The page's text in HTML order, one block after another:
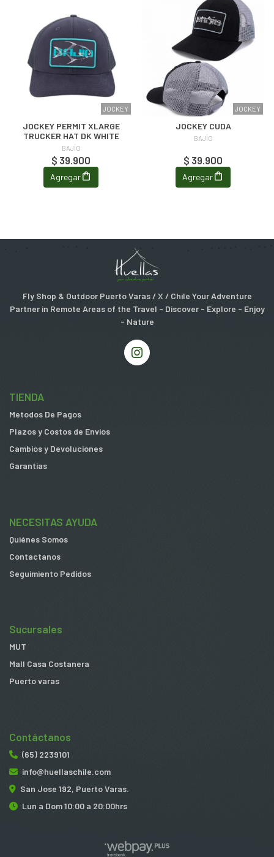
JOCKEY
JOCKEY PERMIT XLARGE
TRUCKER HAT DK WHITE
BAJÍO
$ 39.900
Agregar
JOCKEY
JOCKEY CUDA
BAJÍO
$ 39.900
Agregar
Fly Shop & Outdoor Puerto Varas / X / Chile Your Adventure
Partner in Remote Areas of the Travel - Discover - Explore - Enjoy
- Nature
TIENDA
Metodos De Pagos
Plazos y Costos de Envios
Cambios y Devoluciones
Garantias
NECESITAS AYUDA
Quiénes Somos
Contactanos
Seguimiento Pedidos
Sucursales
MUT
Mall Casa Costanera
Puerto varas
Contáctanos
(65) 2239101
info@huellaschile.com
San Jose 192, Puerto Varas.
Lun a Dom 10:00 a 20:00hrs